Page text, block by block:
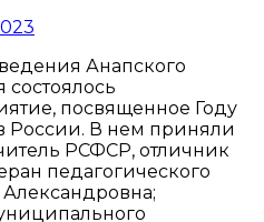
Анапского
состоялось
посвященное Году
России. В нем приняли
РСФСР, отличник
педагогического